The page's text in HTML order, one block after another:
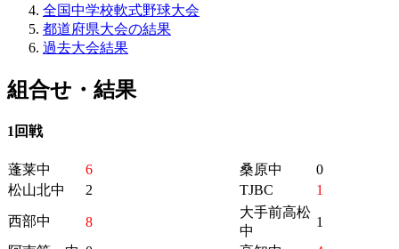
全国中学校軟式野球大会
都道府県大会の結果
過去大会結果
組合せ・結果
1回戦
蓬莱中 6 桑原中
0
松山北中
2 TJBC 1
西部中 8
大手前高松
中
1